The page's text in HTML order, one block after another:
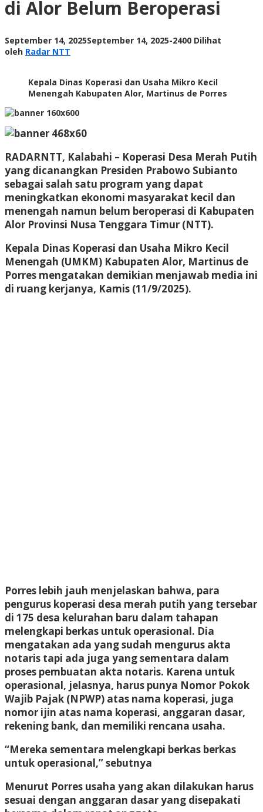
Alor
Belum
di Alor Belum Beroperasi
September 14, 2025September 14, 2025oleh
-2400 Dilihat
oleh Radar NTT
Kepala Dinas Koperasi dan Usaha Mikro Kecil
Menengah Kabupaten Alor, Martinus de Porres
RADARNTT, Kalabahi – Koperasi Desa Merah Putih
yang dicanangkan Presiden Prabowo Subianto
sebagai salah satu program yang dapat
meningkatkan ekonomi masyarakat kecil dan
menengah namun belum beroperasi di Kabupaten
Alor Provinsi Nusa Tenggara Timur (NTT).
Kepala Dinas Koperasi dan Usaha Mikro Kecil
Menengah (UMKM) Kabupaten Alor, Martinus de
Porres mengatakan demikian menjawab media ini
di ruang kerjanya, Kamis (11/9/2025).
Porres lebih jauh menjelaskan bahwa, para
pengurus koperasi desa merah putih yang tersebar
di 175 desa kelurahan baru dalam tahapan
melengkapi berkas untuk operasional. Dia
mengatakan ada yang sudah mengurus akta
notaris tapi ada juga yang sementara dalam
proses pembuatan akta notaris. Karena untuk
operasional, jelasnya, harus punya Nomor Pokok
Wajib Pajak (NPWP) atas nama koperasi, juga
nomor ijin atas nama koperasi, anggaran dasar,
rekening bank, dan memiliki rencana usaha.
“Mereka sementara melengkapi berkas berkas
untuk operasional,” sebutnya
Menurut Porres usaha yang akan dilakukan harus
sesuai dengan anggaran dasar yang disepakati